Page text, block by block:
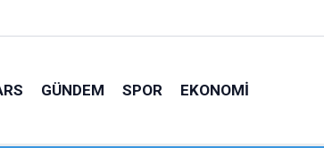
GÜNDEM SPOR EKONOMI